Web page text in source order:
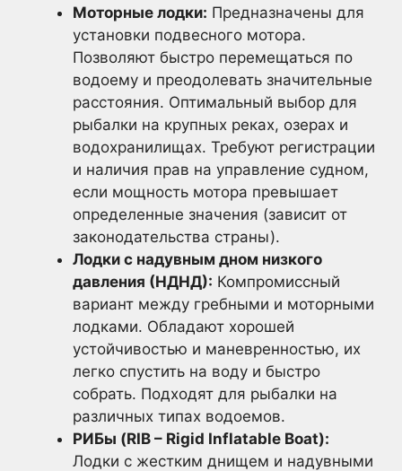
Моторные лодки: Предназначены для
установки подвесного мотора.
Позволяют быстро перемещаться по
водоему и преодолевать значительные
расстояния. Оптимальный выбор для
рыбалки на крупных реках, озерах и
водохранилищах. Требуют регистрации
и наличия прав на управление судном,
если мощность мотора превышает
определенные значения (зависит от
законодательства страны).
Лодки с надувным дном низкого
давления (НДНД): Компромиссный
вариант между гребными и моторными
лодками. Обладают хорошей
устойчивостью и маневренностью, их
легко спустить на воду и быстро
собрать. Подходят для рыбалки на
различных типах водоемов.
РИБы (RIB – Rigid Inflatable Boat):
Лодки с жестким днищем и надувными